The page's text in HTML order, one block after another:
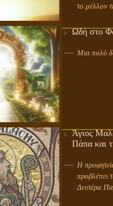
το μέλλον
Ωδή στο
Μια πολύ
Άγιος
Πάπα και
Η
προβλέπει
Δευτέρα